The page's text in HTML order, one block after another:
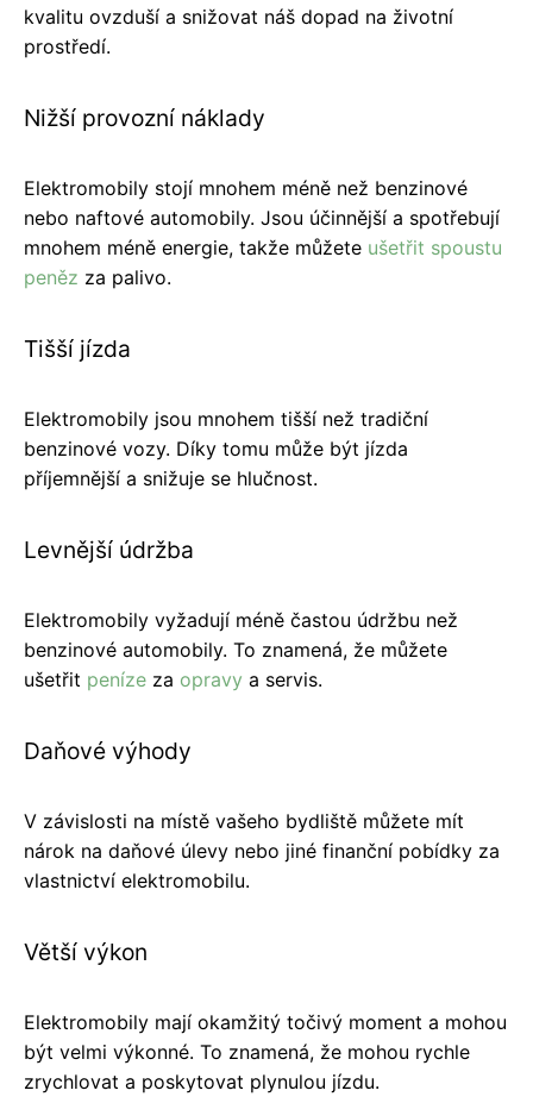
kvalitu ovzduší a snižovat náš dopad na životní
prostředí.
Nižší provozní náklady
Elektromobily stojí mnohem méně než benzinové
nebo naftové automobily. Jsou účinnější a spotřebují
mnohem méně energie, takže můžete ušetřit spoustu
peněz za palivo.
Tišší jízda
Elektromobily jsou mnohem tišší než tradiční
benzinové vozy. Díky tomu může být jízda
příjemnější a snižuje se hlučnost.
Levnější údržba
Elektromobily vyžadují méně častou údržbu než
benzinové automobily. To znamená, že můžete
ušetřit peníze za opravy a servis.
Daňové výhody
V závislosti na místě vašeho bydliště můžete mít
nárok na daňové úlevy nebo jiné finanční pobídky za
vlastnictví elektromobilu.
Větší výkon
Elektromobily mají okamžitý točivý moment a mohou
být velmi výkonné. To znamená, že mohou rychle
zrychlovat a poskytovat plynulou jízdu.